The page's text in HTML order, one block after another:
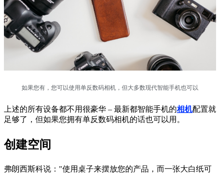
如果您有，您可以使用单反数码相机，但大多数现代智能手机也可以
上述的所有设备都不用很豪华 – 最新都智能手机的相机配置就
足够了，但如果您拥有单反数码相机的话也可以用。
创建空间
弗朗西斯科说："使用桌子来摆放您的产品，而一张大白纸可